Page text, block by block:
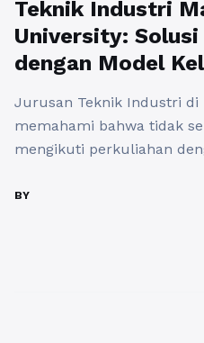
Teknik Industri
University:
dengan Model
Jurusan Teknik Industri di
memahami bahwa tidak
mengikuti perkuliahan
yang terkendala jarak,
BY